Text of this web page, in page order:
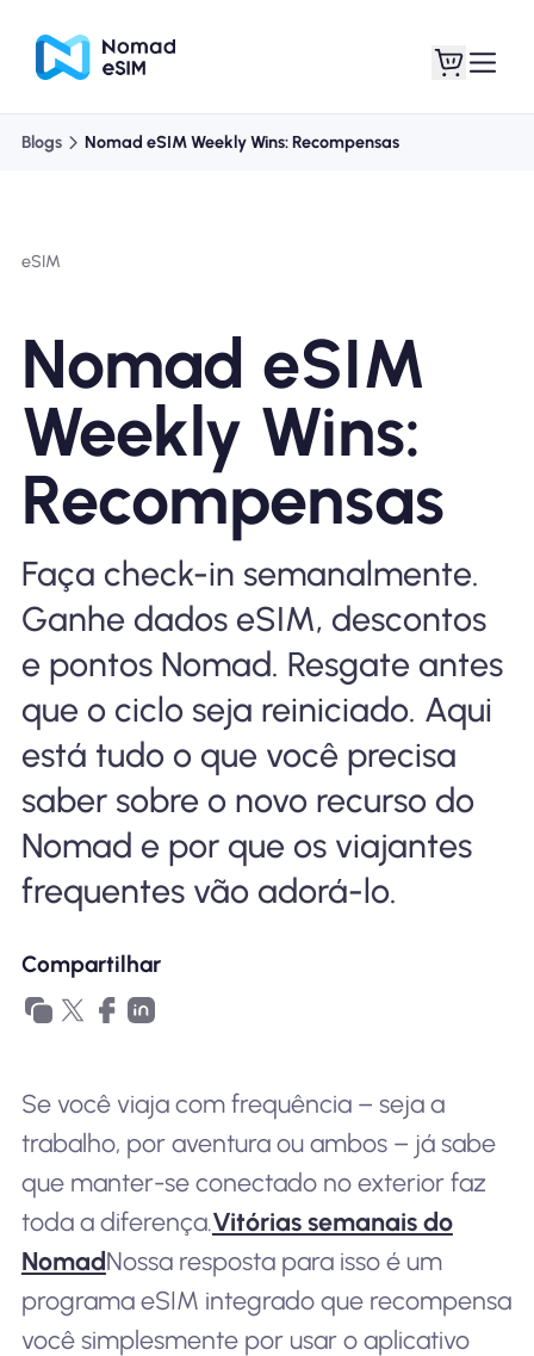
Planos de loja
Sobre o eSIM
Por que Nomad eSIM
Usando um eSIM
Para negócios
Blogs Nomad eSIM Weekly Wins: Recompensas
eSIM
Nomad eSIM
Weekly Wins:
Recompensas
Faça check-in semanalmente.
Ganhe dados eSIM, descontos
e pontos Nomad. Resgate antes
que o ciclo seja reiniciado. Aqui
está tudo o que você precisa
saber sobre o novo recurso do
Nomad e por que os viajantes
frequentes vão adorá-lo.
Compartilhar
Se você viaja com frequência – seja a
trabalho, por aventura ou ambos – já sabe
que manter-se conectado no exterior faz
toda a diferença.Vitórias semanais do
NomadNossa resposta para isso é um
programa eSIM integrado que recompensa
você simplesmente por usar o aplicativo